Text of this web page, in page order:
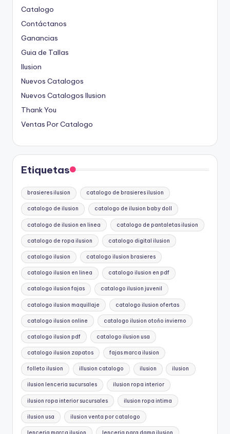
Catalogo
Contáctanos
Ganancias
Guia de Tallas
Ilusion
Nuevos Catalogos
Nuevos Catalogos Ilusion
Thank You
Ventas Por Catalogo
Etiquetas
brasieres ilusion catalogo de brasieres ilusion
catalogo de ilusion catalogo de ilusion baby doll
catalogo de ilusion en linea catalogo de pantaletas ilusion
catalogo de ropa ilusion catalogo digital ilusion
catalogo ilusion catalogo ilusion brasieres
catalogo ilusion en linea catalogo ilusion en pdf
catalogo ilusion fajas catalogo ilusion juvenil
catalogo ilusion maquillaje catalogo ilusion ofertas
catalogo ilusion online catalogo ilusion otoño invierno
catalogo ilusion pdf catalogo ilusion usa
catalogo ilusion zapatos fajas marca ilusion
folleto ilusion illusion catalogo ilusion ilusion
ilusion lenceria sucursales ilusion ropa interior
ilusion ropa interior sucursales ilusion ropa intima
ilusion usa ilusion venta por catalogo
lenceria marca ilusion lenceria para dama ilusion